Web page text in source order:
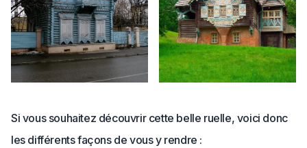
Si vous souhaitez découvrir cette belle ruelle, voici donc
les différents façons de vous y rendre :